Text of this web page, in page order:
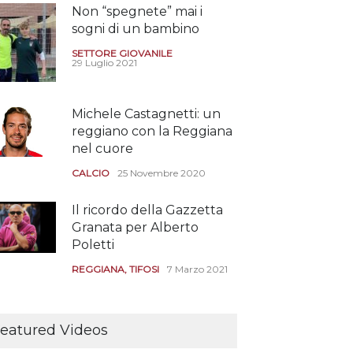
Non “spegnete” mai i
sogni di un bambino
SETTORE GIOVANILE
29 Luglio 2021
Michele Castagnetti: un
reggiano con la Reggiana
nel cuore
CALCIO 25 Novembre 2020
Il ricordo della Gazzetta
Granata per Alberto
Poletti
REGGIANA, TIFOSI 7 Marzo 2021
assistere agli allenamenti
Videos